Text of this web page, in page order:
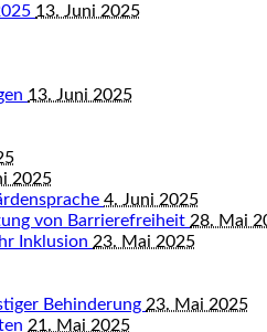
13. Juni 2025
13. Juni 2025
2025
4. Juni 2025
von Barrierefreiheit 28. Mai
Inklusion 23. Mai 2025
Behinderung 23. Mai 2025
21. Mai 2025